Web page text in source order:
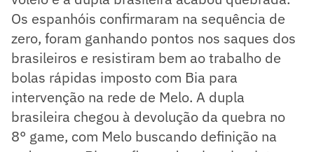
Os espanhóis confirmaram na sequência de
zero, foram ganhando pontos nos saques dos
brasileiros e resistiram bem ao trabalho de
bolas rápidas imposto com Bia para
intervenção na rede de Melo. A dupla
brasileira chegou à devolução da quebra no
8° game, com Melo buscando definição na